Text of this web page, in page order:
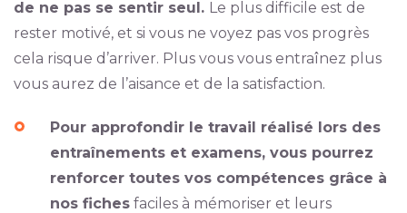
de ne pas se sentir seul. Le plus difficile est de
rester motivé, et si vous ne voyez pas vos progrès
cela risque d’arriver. Plus vous vous entraînez plus
vous aurez de l’aisance et de la satisfaction.
Pour approfondir le travail réalisé lors des
entraînements et examens, vous pourrez
renforcer toutes vos compétences grâce à
nos fiches faciles à mémoriser et leurs